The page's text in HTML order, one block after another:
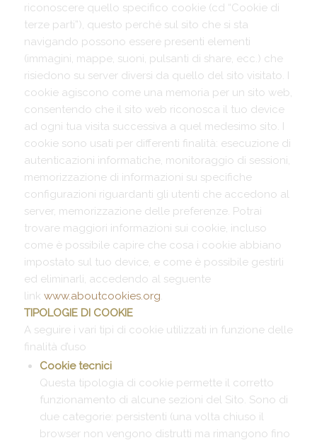
riconoscere quello specifico cookie (cd “Cookie di
terze parti”), questo perché sul sito che si sta
navigando possono essere presenti elementi
(immagini, mappe, suoni, pulsanti di share, ecc.) che
risiedono su server diversi da quello del sito visitato. I
cookie agiscono come una memoria per un sito web,
consentendo che il sito web riconosca il tuo device
ad ogni tua visita successiva a quel medesimo sito. I
cookie sono usati per differenti finalità: esecuzione di
autenticazioni informatiche, monitoraggio di sessioni,
memorizzazione di informazioni su specifiche
configurazioni riguardanti gli utenti che accedono al
server, memorizzazione delle preferenze. Potrai
trovare maggiori informazioni sui cookie, incluso
come è possibile capire che cosa i cookie abbiano
impostato sul tuo device, e come è possibile gestirli
ed eliminarli, accedendo al seguente
link www.aboutcookies.org
TIPOLOGIE DI COOKIE
A seguire i vari tipi di cookie utilizzati in funzione delle
finalità d’uso
Cookie tecnici
Questa tipologia di cookie permette il corretto
funzionamento di alcune sezioni del Sito. Sono di
due categorie: persistenti (una volta chiuso il
browser non vengono distrutti ma rimangono fino